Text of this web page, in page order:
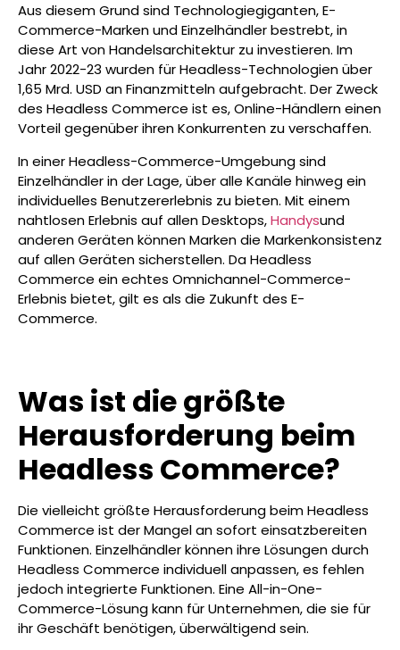
Aus diesem Grund sind Technologiegiganten, E-
Commerce-Marken und Einzelhändler bestrebt, in
diese Art von Handelsarchitektur zu investieren. Im
Jahr 2022-23 wurden für Headless-Technologien über
1,65 Mrd. USD an Finanzmitteln aufgebracht. Der Zweck
des Headless Commerce ist es, Online-Händlern einen
Vorteil gegenüber ihren Konkurrenten zu verschaffen.
In einer Headless-Commerce-Umgebung sind
Einzelhändler in der Lage, über alle Kanäle hinweg ein
individuelles Benutzererlebnis zu bieten. Mit einem
nahtlosen Erlebnis auf allen Desktops,Handysund
anderen Geräten können Marken die Markenkonsistenz
auf allen Geräten sicherstellen. Da Headless
Commerce ein echtes Omnichannel-Commerce-
Erlebnis bietet, gilt es als die Zukunft des E-
Commerce.
Was ist die größte
Herausforderung beim
Headless Commerce?
Die vielleicht größte Herausforderung beim Headless
Commerce ist der Mangel an sofort einsatzbereiten
Funktionen. Einzelhändler können ihre Lösungen durch
Headless Commerce individuell anpassen, es fehlen
jedoch integrierte Funktionen. Eine All-in-One-
Commerce-Lösung kann für Unternehmen, die sie für
ihr Geschäft benötigen, überwältigend sein.